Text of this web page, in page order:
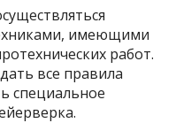
имеющими
работ.
все правила
специальное